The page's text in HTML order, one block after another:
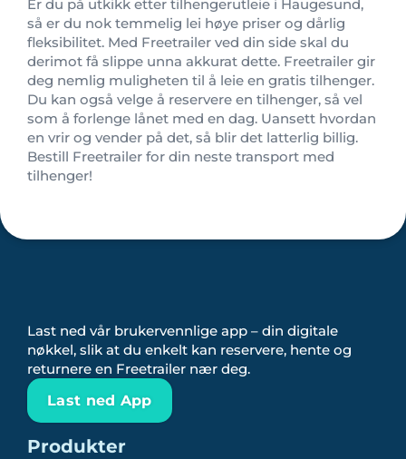
Er du på utkikk etter tilhengerutleie i Haugesund,
så er du nok temmelig lei høye priser og dårlig
fleksibilitet. Med Freetrailer ved din side skal du
derimot få slippe unna akkurat dette. Freetrailer gir
deg nemlig muligheten til å leie en gratis tilhenger.
Du kan også velge å reservere en tilhenger, så vel
som å forlenge lånet med en dag. Uansett hvordan
en vrir og vender på det, så blir det latterlig billig.
Bestill Freetrailer for din neste transport med
tilhenger!
Last ned vår brukervennlige app – din digitale
nøkkel, slik at du enkelt kan reservere, hente og
returnere en Freetrailer nær deg.
Last ned App
Produkter